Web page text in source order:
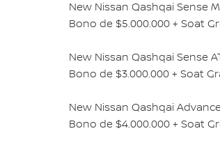
New Nissan Qashqai Sense
Bono de $5.000.000 + Soat
New Nissan Qashqai Sense
Bono de $3.000.000 + Soat
New Nissan Qashqai
Bono de $4.000.000 + Soat